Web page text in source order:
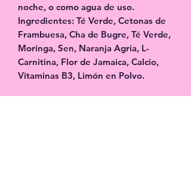
noche, o como agua de uso.
Ingredientes: Té Verde, Cetonas de
Frambuesa, Cha de Bugre, Té Verde,
Moringa, Sen, Naranja Agria, L-
Carnitina, Flor de Jamaica, Calcio,
Vitaminas B3, Limón en Polvo.